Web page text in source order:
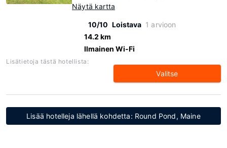
Näytä kartta
10/10 Loistava 1 arvioon
14.2 km
Ilmainen Wi-Fi
Lisätietoja tästä hotellista:
Valitse
Lisää hotelleja lähellä kohdetta: Round Pond, Maine